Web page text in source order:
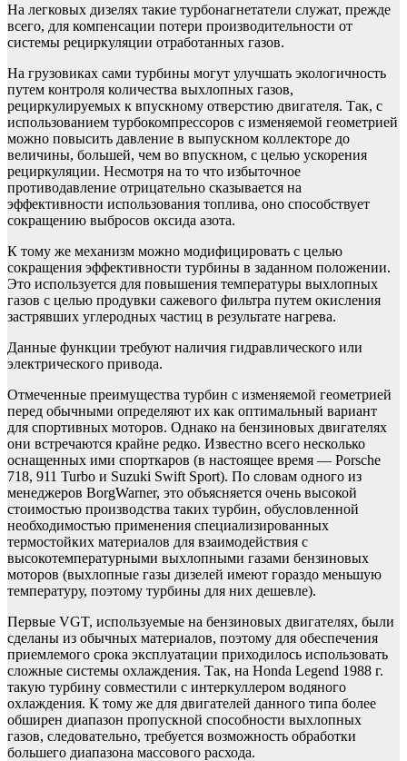
На легковых дизелях такие турбонагнетатели служат, прежде
всего, для компенсации потери производительности от
системы рециркуляции отработанных газов.
На грузовиках сами турбины могут улучшать экологичность
путем контроля количества выхлопных газов,
рециркулируемых к впускному отверстию двигателя. Так, с
использованием турбокомпрессоров с изменяемой геометрией
можно повысить давление в выпускном коллекторе до
величины, большей, чем во впускном, с целью ускорения
рециркуляции. Несмотря на то что избыточное
противодавление отрицательно сказывается на
эффективности использования топлива, оно способствует
сокращению выбросов оксида азота.
К тому же механизм можно модифицировать с целью
сокращения эффективности турбины в заданном положении.
Это используется для повышения температуры выхлопных
газов с целью продувки сажевого фильтра путем окисления
застрявших углеродных частиц в результате нагрева.
Данные функции требуют наличия гидравлического или
электрического привода.
Отмеченные преимущества турбин с изменяемой геометрией
перед обычными определяют их как оптимальный вариант
для спортивных моторов. Однако на бензиновых двигателях
они встречаются крайне редко. Известно всего несколько
оснащенных ими спорткаров (в настоящее время — Porsche
718, 911 Turbo и Suzuki Swift Sport). По словам одного из
менеджеров BorgWarner, это объясняется очень высокой
стоимостью производства таких турбин, обусловленной
необходимостью применения специализированных
термостойких материалов для взаимодействия с
высокотемпературными выхлопными газами бензиновых
моторов (выхлопные газы дизелей имеют гораздо меньшую
температуру, поэтому турбины для них дешевле).
Первые VGT, используемые на бензиновых двигателях, были
сделаны из обычных материалов, поэтому для обеспечения
приемлемого срока эксплуатации приходилось использовать
сложные системы охлаждения. Так, на Honda Legend 1988 г.
такую турбину совместили с интеркуллером водяного
охлаждения. К тому же для двигателей данного типа более
обширен диапазон пропускной способности выхлопных
газов, следовательно, требуется возможность обработки
большего диапазона массового расхода.